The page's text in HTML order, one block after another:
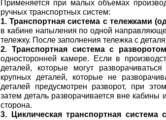
Применяется при малых объемах
ручных транспортных систем:
1. Транспортная система с тележками
в кабине напыления по одной
тележку. После заполнения тележка с
2. Транспортная система с
односторонней камере. Если в
деталей, которые могут
крупных деталей, которые не
деталей предусмотрен разворот, при
затем деталь разворачивается вне кабины
сторона.
3. Циклическая транспортная система